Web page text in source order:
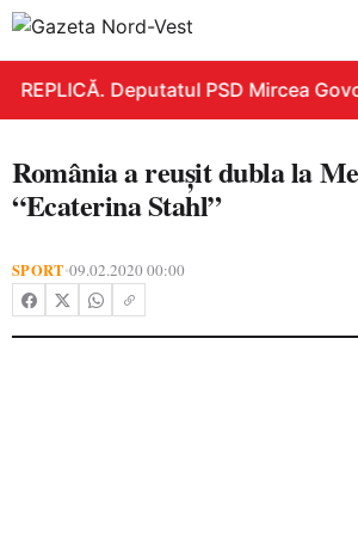
REPLICĂ. Deputatul PSD Mircea
România a reușit dubla la
“Ecaterina Stahl”
SPORT•09.02.2020 00:00